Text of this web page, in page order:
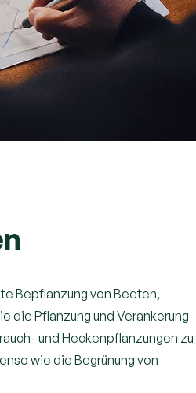
Bepflanzung von Beeten,
die Pflanzung und Verankerung
und Heckenpflanzungen zu
wie die Begrünung von